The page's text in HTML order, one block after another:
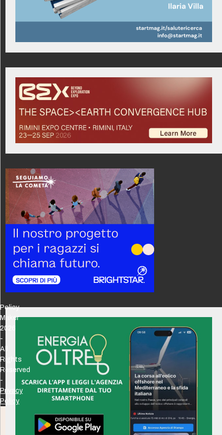
Policy
Maker
2026
-
All
Rights
Reserved
-
Privacy
Policy